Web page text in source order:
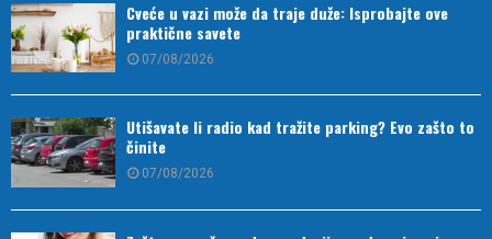
Cveće u vazi može da traje duže: Isprobajte ove
praktične savete
07/08/2026
Utišavate li radio kad tražite parking? Evo zašto to
činite
07/08/2026